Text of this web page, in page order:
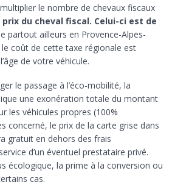
le nombre de chevaux fiscaux
prix du cheval fiscal. Celui-ci est de
partout ailleurs en Provence-Alpes-
le coût de cette taxe régionale est
de votre véhicule.
le passage à l’éco-mobilité, la
une exonération totale du montant
les véhicules propres (100%
concerné, le prix de la carte grise dans
gratuit en dehors des frais
d’un éventuel prestataire privé.
écologique, la prime à la conversion ou
cas.